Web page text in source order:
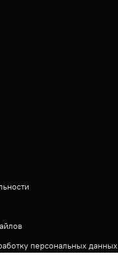
персональных данных